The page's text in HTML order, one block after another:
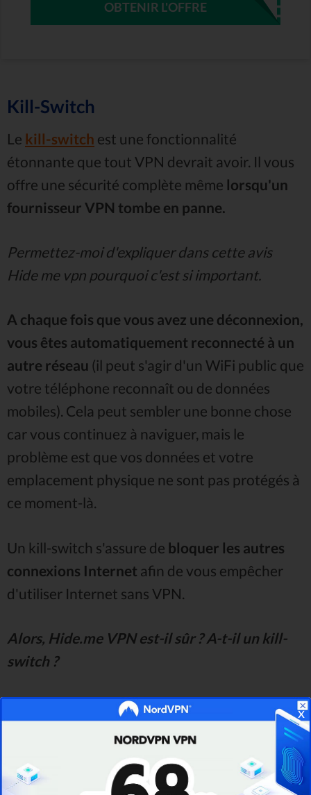
OBTENIR L'OFFRE
Kill-Switch
Le kill-switch est une fonctionnalité
étonnante que tout VPN devrait avoir. Il vous
offre une sécurité complète même lorsqu'un
fournisseur VPN tombe en panne.
Permettez-moi d'expliquer dans cette avis
Hide me vpn pourquoi c'est si important.
A chaque fois que vous avez une déconnexion,
vous êtes automatiquement reconnecté à un
autre réseau (il peut s'agir d'un WiFi public que
votre téléphone reconnaît ou de données
mobiles). Cela peut sembler une bonne chose
car vous continuez à naviguer, mais le
problème est que vos données et votre
emplacement physique ne sont pas protégés à
ce moment-là.
Un kill-switch s'assure de bloquer les autres
connexions Internet afin de vous empêcher
d'utiliser Internet sans VPN.
Alors, Hide.me VPN est-il sûr ? A-t-il un kill-
switch ?
Bonne nouvelle - c'est le cas! Par conséquent,
vous n'aurez pas à vous inquiéter même en cas
x